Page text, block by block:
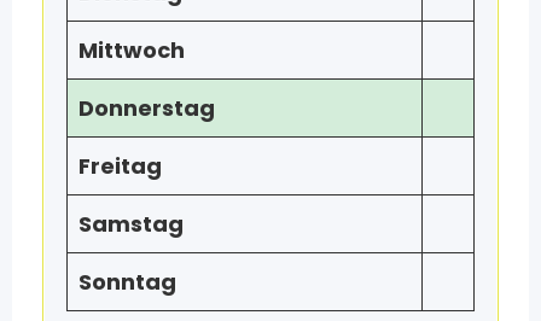
Mittwoch
Donnerstag
Freitag
Samstag
Sonntag